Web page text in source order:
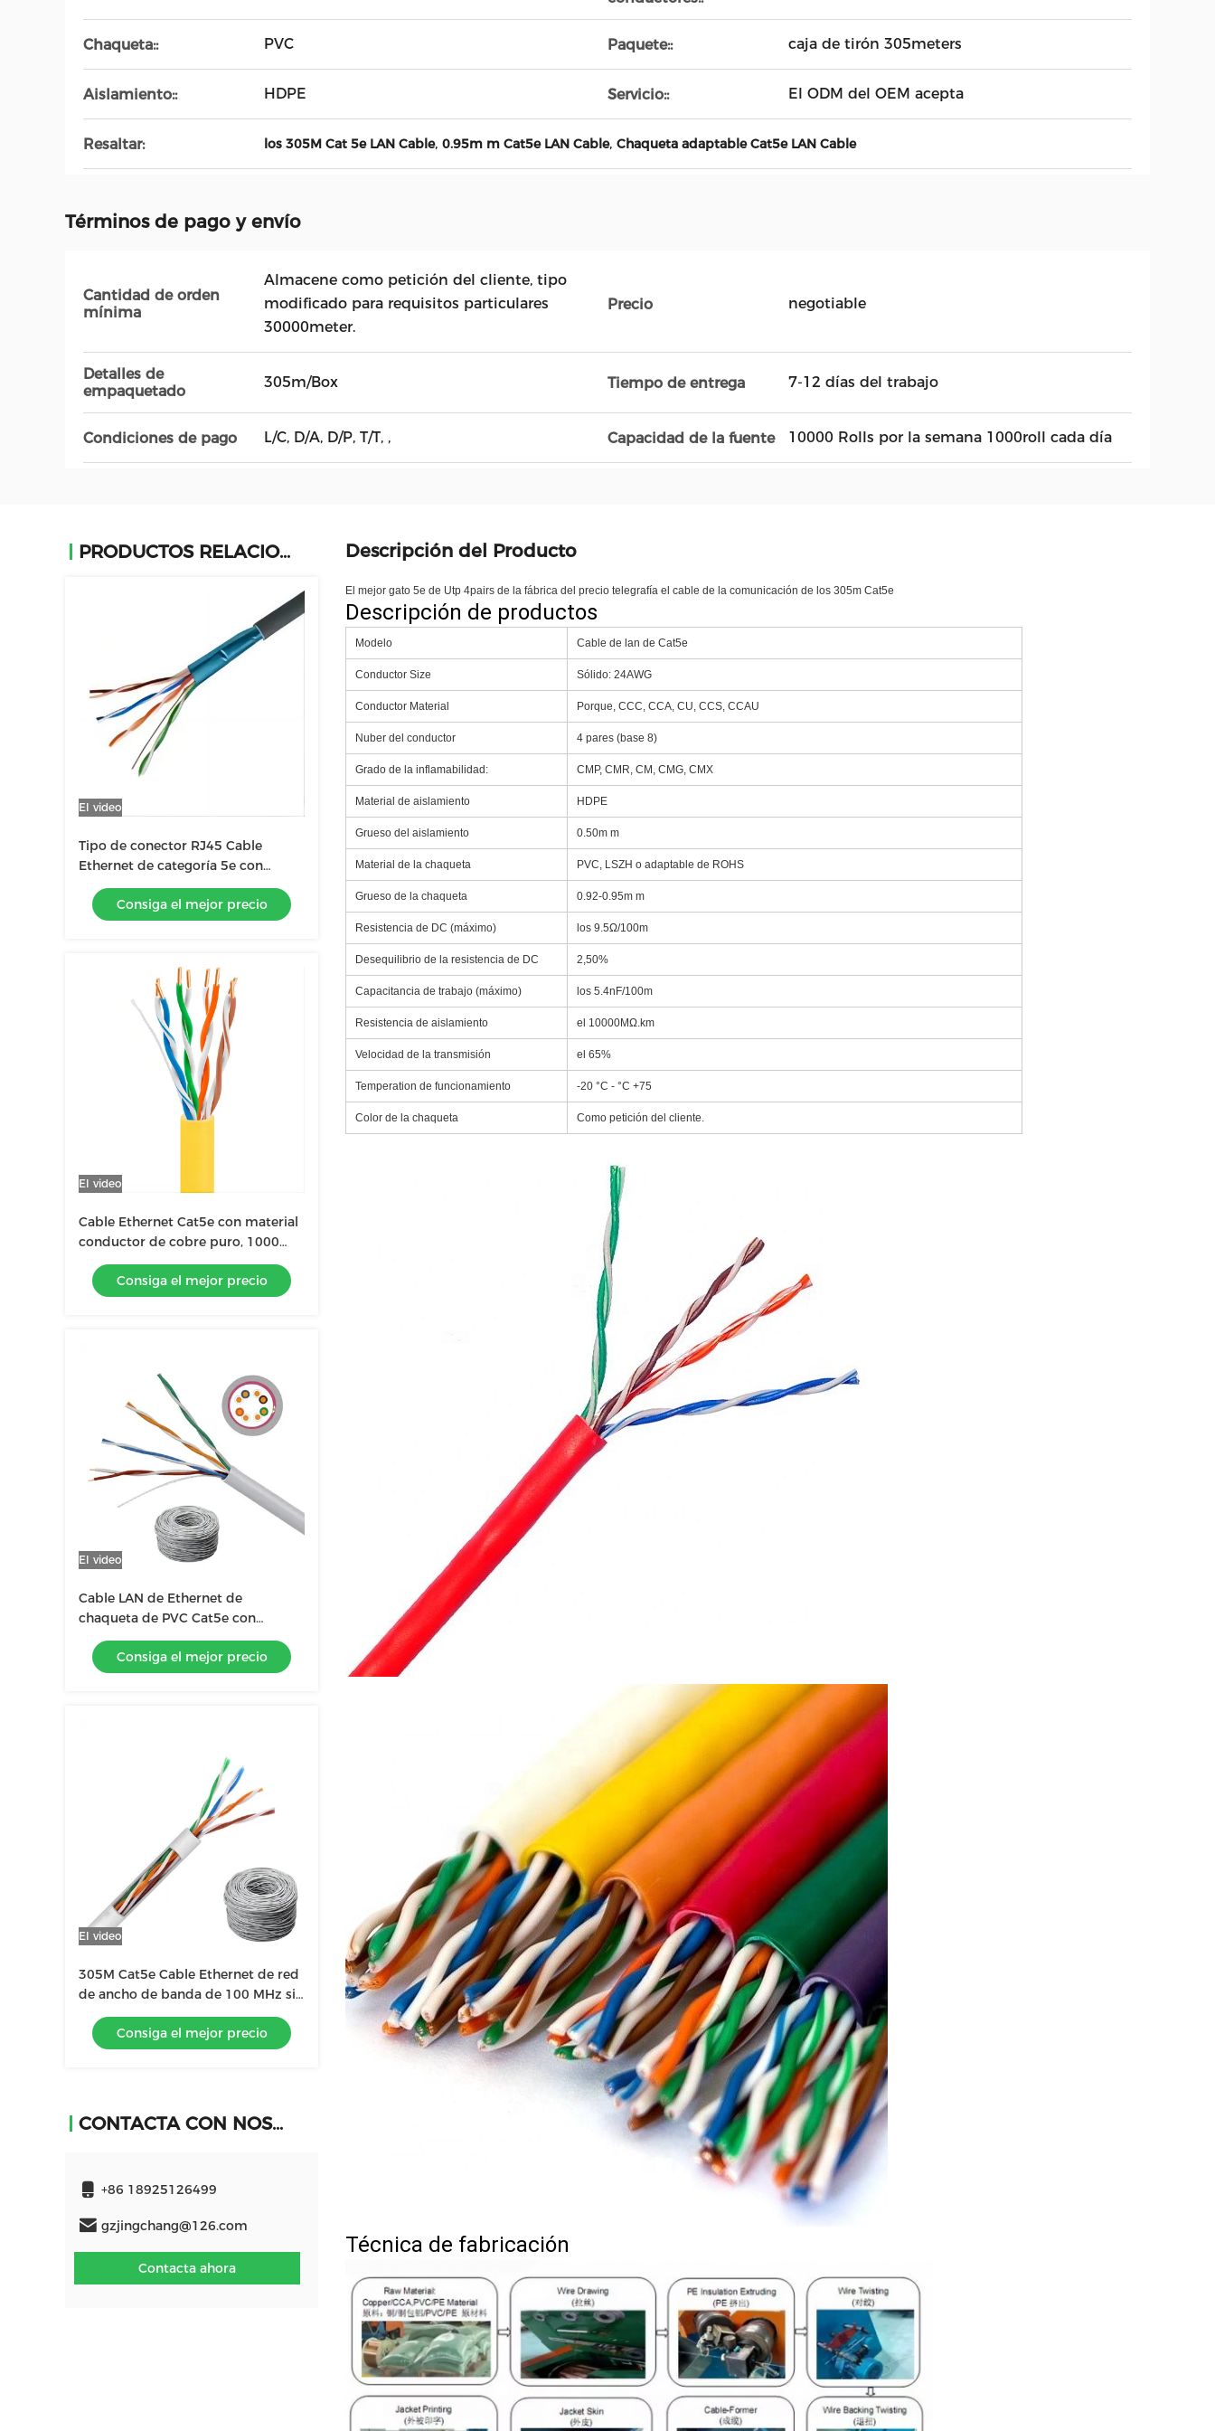
Chaqueta:: PVC Paquete:: caja de tirón 305meters
Aislamiento:: HDPE Servicio:: El ODM del OEM acepta
Resaltar: los 305M Cat 5e LAN Cable, 0.95m m Cat5e LAN Cable, Chaqueta adaptable Cat5e LAN Cable
Términos de pago y envío
Cantidad de orden
mínima
Almacene como petición del cliente, tipo
modificado para requisitos particulares
30000meter.
Precio negotiable
Detalles de
empaquetado
305m/Box Tiempo de entrega 7-12 días del trabajo
Condiciones de pago L/C, D/A, D/P, T/T, , Capacidad de la fuente 10000 Rolls por la semana 1000roll cada día
PRODUCTOS RELACIONADOS
El video
Tipo de conector RJ45 Cable
Ethernet de categoría 5e con
material de chaqueta de PVC
Consiga el mejor precio
El video
Cable Ethernet Cat5e con material
conductor de cobre puro, 1000
pies, UTP 23AWG
Consiga el mejor precio
El video
Cable LAN de Ethernet de
chaqueta de PVC Cat5e con
material de conductor CCA de
cobre Consiga el mejor precio
El video
305M Cat5e Cable Ethernet de red
de ancho de banda de 100 MHz sin
blindaje
Consiga el mejor precio
CONTACTA CON NOSOTROS
+86 18925126499
gzjingchang@126.com
Contacta ahora
Descripción del Producto
El mejor gato 5e de Utp 4pairs de la fábrica del precio telegrafía el cable de la comunicación de los 305m Cat5e
Descripción de productos
Modelo Cable de lan de Cat5e
Conductor Size Sólido: 24AWG
Conductor Material Porque, CCC, CCA, CU, CCS, CCAU
Nuber del conductor 4 pares (base 8)
Grado de la inflamabilidad: CMP, CMR, CM, CMG, CMX
Material de aislamiento HDPE
Grueso del aislamiento 0.50m m
Material de la chaqueta PVC, LSZH o adaptable de ROHS
Grueso de la chaqueta 0.92-0.95m m
Resistencia de DC (máximo) los 9.5Ω/100m
Desequilibrio de la resistencia de DC 2,50%
Capacitancia de trabajo (máximo) los 5.4nF/100m
Resistencia de aislamiento el 10000MΩ.km
Velocidad de la transmisión el 65%
Temperation de funcionamiento -20 °C - °C +75
Color de la chaqueta Como petición del cliente.
Técnica de fabricación